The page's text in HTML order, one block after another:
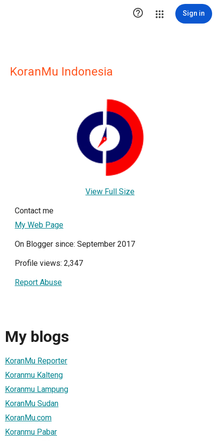
 Sign in
KoranMu Indonesia
View Full Size
Contact me
My Web Page
On Blogger since: September 2017
Profile views: 2,347
Report Abuse
My blogs
KoranMu Reporter
Koranmu Kalteng
Koranmu Lampung
KoranMu Sudan
KoranMu.com
Koranmu Pabar